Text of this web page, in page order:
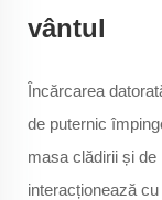
vântul
Încărcarea
de puternic
masa clădirii și
interacționează